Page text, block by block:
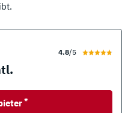
4.8/5
*